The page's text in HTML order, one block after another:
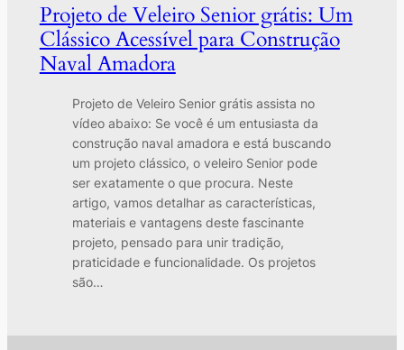
Projeto de Veleiro Senior grátis: Um
Clássico Acessível para Construção
Naval Amadora
Projeto de Veleiro Senior grátis assista no
vídeo abaixo: Se você é um entusiasta da
construção naval amadora e está buscando
um projeto clássico, o veleiro Senior pode
ser exatamente o que procura. Neste
artigo, vamos detalhar as características,
materiais e vantagens deste fascinante
projeto, pensado para unir tradição,
praticidade e funcionalidade. Os projetos
são…